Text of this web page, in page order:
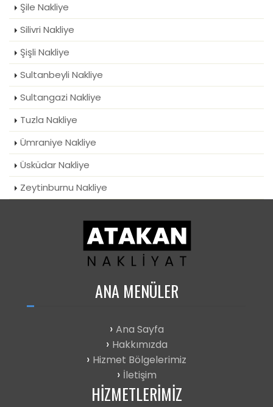
Şile Nakliye
Silivri Nakliye
Şişli Nakliye
Sultanbeyli Nakliye
Sultangazi Nakliye
Tuzla Nakliye
Ümraniye Nakliye
Üsküdar Nakliye
Zeytinburnu Nakliye
ANA MENÜLER
Ana Sayfa
Hakkımızda
Hizmet Bölgelerimiz
İletişim
HIZMETLERIMIZ